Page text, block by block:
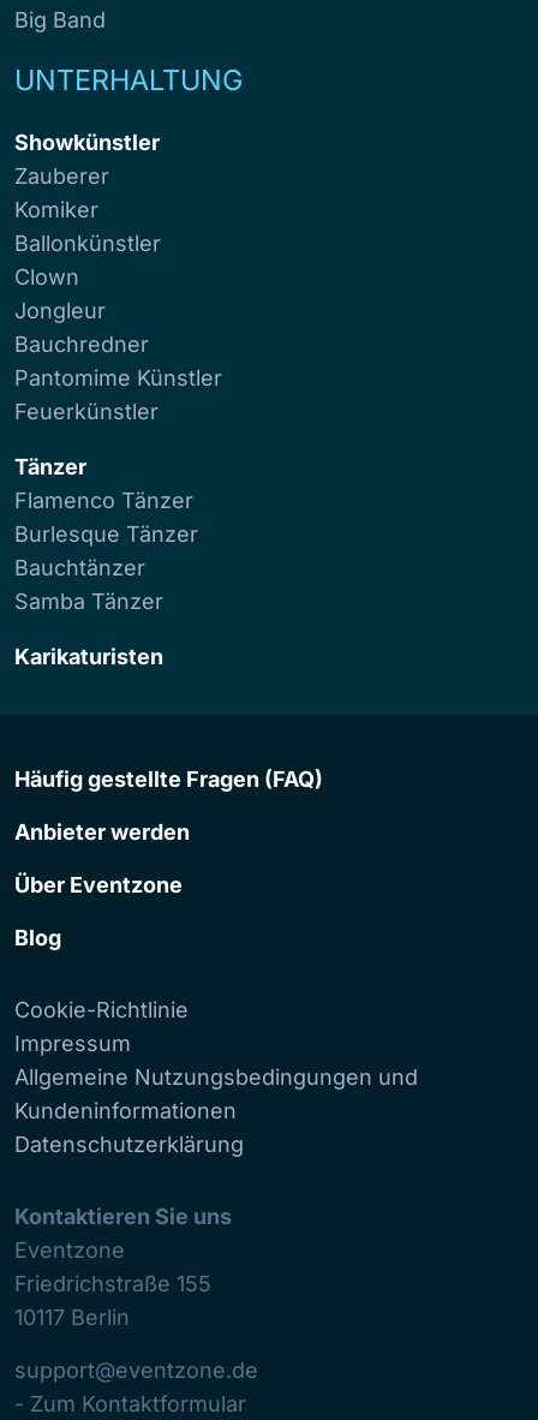
Big Band
UNTERHALTUNG
Showkünstler
Zauberer
Komiker
Ballonkünstler
Clown
Jongleur
Bauchredner
Pantomime Künstler
Feuerkünstler
Tänzer
Flamenco Tänzer
Burlesque Tänzer
Bauchtänzer
Samba Tänzer
Karikaturisten
Häufig gestellte Fragen (FAQ)
Anbieter werden
Über Eventzone
Blog
Cookie-Richtlinie
Impressum
Allgemeine Nutzungsbedingungen und
Kundeninformationen
Datenschutzerklärung
Kontaktieren Sie uns
Eventzone
Friedrichstraße 155
10117 Berlin
support@eventzone.de
- Zum Kontaktformular